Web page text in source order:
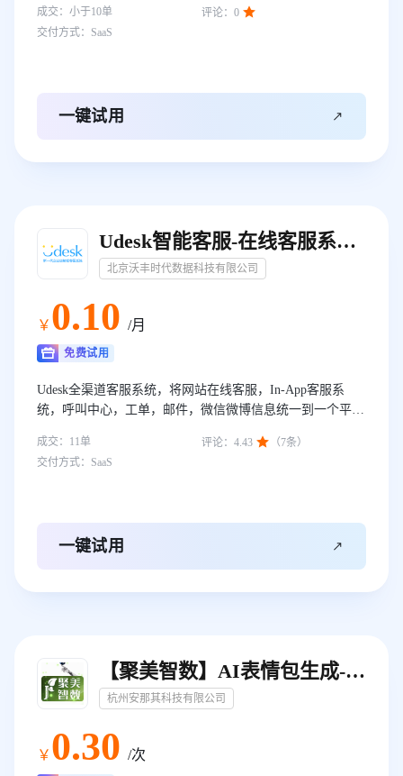
键经营指标集中可视化呈现。
成交： 小于10单 评论： 0 
交付方式： SaaS
一键试用 
Udesk智能客服-在线客服系统-呼叫中心系统-电销系统
北京沃丰时代数据科技有限公司
￥ 0.10 /月
免费试用
Udesk全渠道客服系统，将网站在线客服，In-App客服系
统，呼叫中心，工单，邮件，微信微博信息统一到一个平台
定，大幅度提升客服效率，用户满意度。
成交： 11单 评论： 4.43  （7条）
交付方式： SaaS
一键试用 
【聚美智数】AI表情包生成-图生表情包-表情包视频-人脸表情包生成
杭州安那其科技有限公司
￥ 0.30 /次